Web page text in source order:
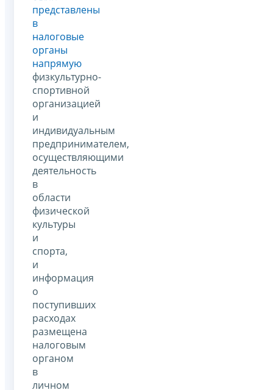
представлены
в
налоговые
органы
напрямую
физкультурно-
спортивной
организацией
и
индивидуальным
предпринимателем,
осуществляющими
деятельность
в
области
физической
культуры
и
спорта,
и
информация
о
поступивших
расходах
размещена
налоговым
органом
в
личном